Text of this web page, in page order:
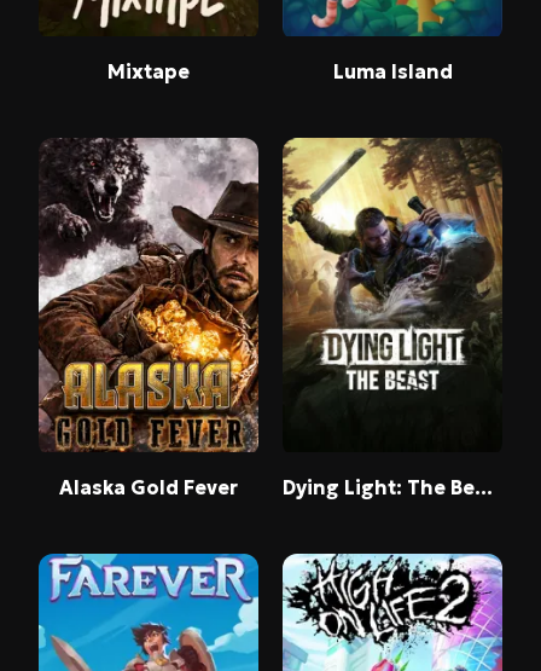
Mixtape Luma Island
Alaska Gold Fever Dying Light: The Beast